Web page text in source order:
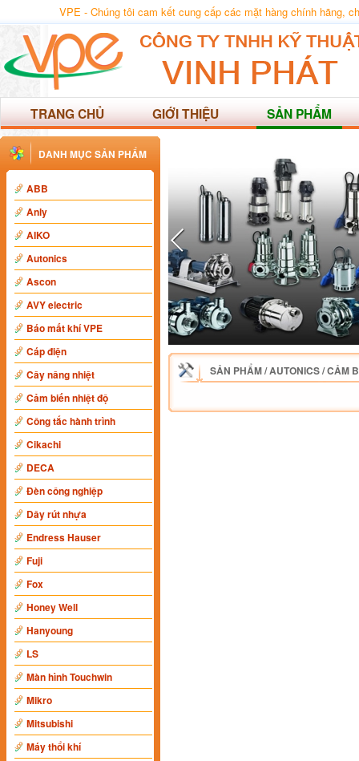
VPE - Chúng tôi cam kết cung cấp các mặt hàng chính hãng,
TRANG CHỦ GIỚI THIỆU SẢN PHẨM
DANH MỤC SẢN PHẨM
ABB
Anly
AIKO
Autonics
Ascon
AVY electric
Báo mất khí VPE
Cáp điện
Cây nâng nhiệt
Cảm biến nhiệt độ
Công tắc hành trình
Cikachi
DECA
Đèn công nghiệp
Dây rút nhựa
Endress Hauser
Fuji
Fox
Honey Well
Hanyoung
LS
Màn hình Touchwin
Mikro
Mitsubishi
Máy thổi khí
SẢN PHẨM/AUTONICS/CẢM